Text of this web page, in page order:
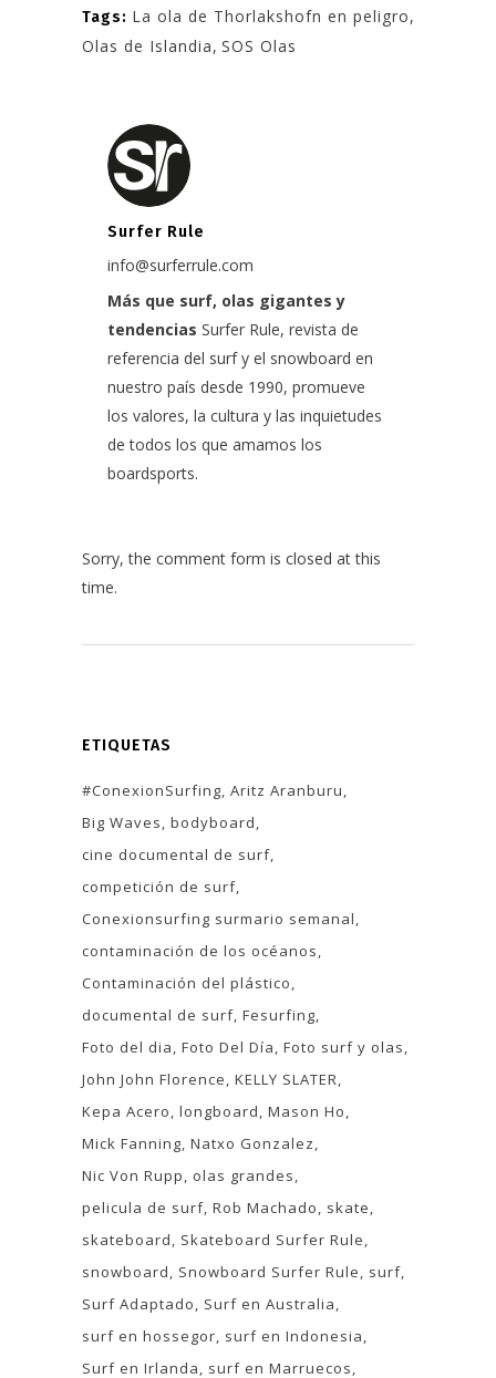
Tags: La ola de Thorlakshofn en peligro,
Olas de Islandia, SOS Olas
Surfer Rule
info@surferrule.com
Más que surf, olas gigantes y
tendencias Surfer Rule, revista de
referencia del surf y el snowboard en
nuestro país desde 1990, promueve
los valores, la cultura y las inquietudes
de todos los que amamos los
boardsports.
Sorry, the comment form is closed at this
time.
ETIQUETAS
#ConexionSurfing Aritz Aranburu
Big Waves bodyboard
cine documental de surf
competición de surf
Conexionsurfing surmario semanal
contaminación de los océanos
Contaminación del plástico
documental de surf Fesurfing
Foto del dia Foto Del Día Foto surf y olas
John John Florence KELLY SLATER
Kepa Acero longboard Mason Ho
Mick Fanning Natxo Gonzalez
Nic Von Rupp
olas grandes
pelicula de surf Rob Machado
skate
skateboard
Skateboard Surfer Rule
snowboard
Snowboard Surfer Rule
surf
Surf Adaptado
Surf en Australia
surf en hossegor surf en Indonesia
Surf en Irlanda
surf en Marruecos